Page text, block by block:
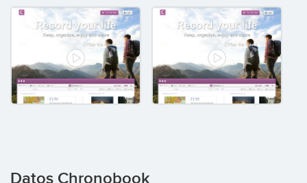
Datos Chronobook